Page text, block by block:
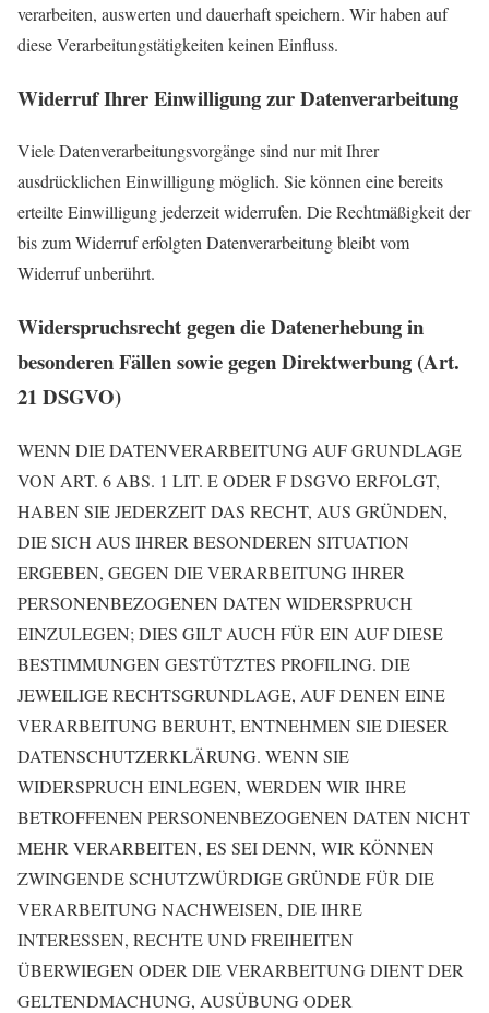
verarbeiten, auswerten und dauerhaft speichern. Wir haben auf
diese Verarbeitungstätigkeiten keinen Einfluss.
Widerruf Ihrer Einwilligung zur Datenverarbeitung
Viele Datenverarbeitungsvorgänge sind nur mit Ihrer
ausdrücklichen Einwilligung möglich. Sie können eine bereits
erteilte Einwilligung jederzeit widerrufen. Die Rechtmäßigkeit der
bis zum Widerruf erfolgten Datenverarbeitung bleibt vom
Widerruf unberührt.
Widerspruchsrecht gegen die Datenerhebung in
besonderen Fällen sowie gegen Direktwerbung (Art.
21 DSGVO)
WENN DIE DATENVERARBEITUNG AUF GRUNDLAGE
VON ART. 6 ABS. 1 LIT. E ODER F DSGVO ERFOLGT,
HABEN SIE JEDERZEIT DAS RECHT, AUS GRÜNDEN,
DIE SICH AUS IHRER BESONDEREN SITUATION
ERGEBEN, GEGEN DIE VERARBEITUNG IHRER
PERSONENBEZOGENEN DATEN WIDERSPRUCH
EINZULEGEN; DIES GILT AUCH FÜR EIN AUF DIESE
BESTIMMUNGEN GESTÜTZTES PROFILING. DIE
JEWEILIGE RECHTSGRUNDLAGE, AUF DENEN EINE
VERARBEITUNG BERUHT, ENTNEHMEN SIE DIESER
DATENSCHUTZERKLÄRUNG. WENN SIE
WIDERSPRUCH EINLEGEN, WERDEN WIR IHRE
BETROFFENEN PERSONENBEZOGENEN DATEN NICHT
MEHR VERARBEITEN, ES SEI DENN, WIR KÖNNEN
ZWINGENDE SCHUTZWÜRDIGE GRÜNDE FÜR DIE
VERARBEITUNG NACHWEISEN, DIE IHRE
INTERESSEN, RECHTE UND FREIHEITEN
ÜBERWIEGEN ODER DIE VERARBEITUNG DIENT DER
GELTENDMACHUNG, AUSÜBUNG ODER